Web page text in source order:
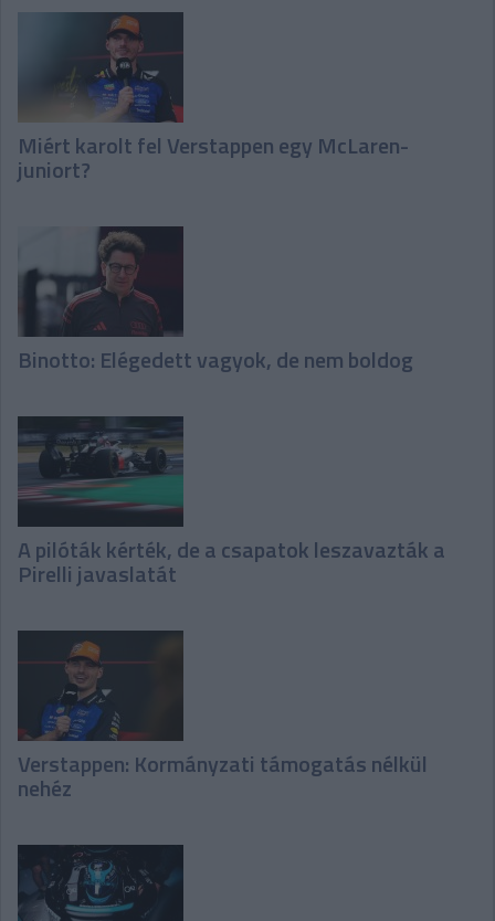
Miért karolt fel Verstappen egy McLaren-
juniort?
Binotto: Elégedett vagyok, de nem boldog
A pilóták kérték, de a csapatok leszavazták a
Pirelli javaslatát
Verstappen: Kormányzati támogatás nélkül
nehéz